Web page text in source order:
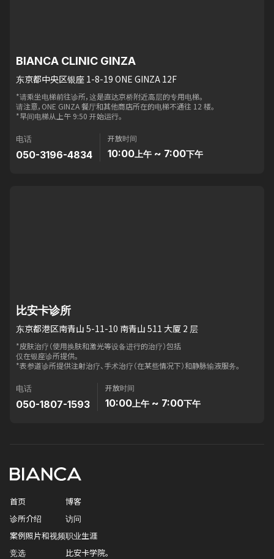
BIANCA CLINIC GINZA
东京都中央区银座 1-8-19 ONE GINZA 12F
*请乘坐电梯前往诊所，这是直达京桥附近高层的专用电梯。
请注意，ONE GINZA 餐厅和其他商店所在的电梯不通往 12 楼。
*早间电梯从上午 9:50 开始运行。
电话
050-3196-4834
开放时间
10:00 上午 ~ 7:00下午
比安卡诊所
东京都港区南青山 5-11-10 南青山 511 大厦 2 层
*皮肤治疗（使用换肤和激光等设备进行的治疗）包括
仅在银座诊所提供。
*表参道诊所提供注射治疗、手术治疗（在某些情况下）和静脉输液服务。
电话
050-1807-1593
开放时间
10:00 上午 ~ 7:00下午
首页
诊所介绍
案例照片和视频
竞选
博客
访问
职业生涯
比安卡学院。